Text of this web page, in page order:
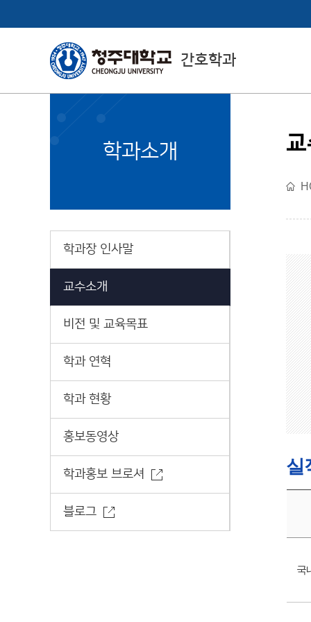
간호학과
College of Health
& Medical Sciences
학과소개
학과장 인사말
교수소개
비전 및 교육목표
학과 연혁
학과 현황
홍보동영상
학과홍보 브로셔
블로그
실
국